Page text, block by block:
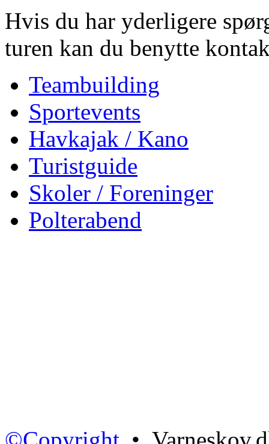
Hvis du har yderligere
turen kan du benytte
Teambuilding
Sportevents
Havkajak / Kano
Turistguide
Skoler / Foreninger
Polterabend